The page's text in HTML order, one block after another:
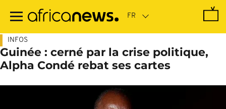
contenu
INFOS
Guinée : cerné par la crise politique,
Alpha Condé rebat ses cartes